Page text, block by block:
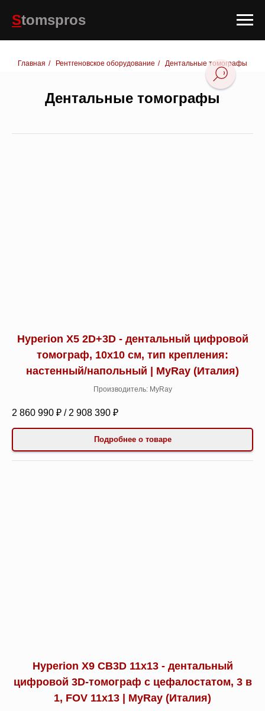
Stomspros
Главная / Рентгеновское оборудование / Дентальные томографы
Дентальные томографы
Hyperion X5 2D+3D - дентальный цифровой
томограф, 10x10 см, тип крепления:
настенный/напольный | MyRay (Италия)
Производитель: MyRay
2 860 990 ₽ / 2 908 390 ₽
Подробнее о товаре
Hyperion X9 CB3D 11x13 - дентальный
цифровой 3D-томограф с цефалостатом, 3 в
1, FOV 11x13 | MyRay (Италия)